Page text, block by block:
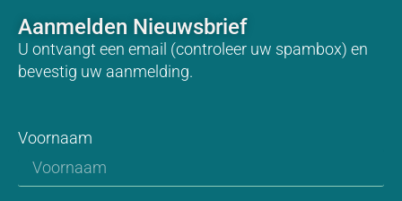
Aanmelden Nieuwsbrief
U ontvangt een email (controleer uw spambox) en
bevestig uw aanmelding.
Voornaam